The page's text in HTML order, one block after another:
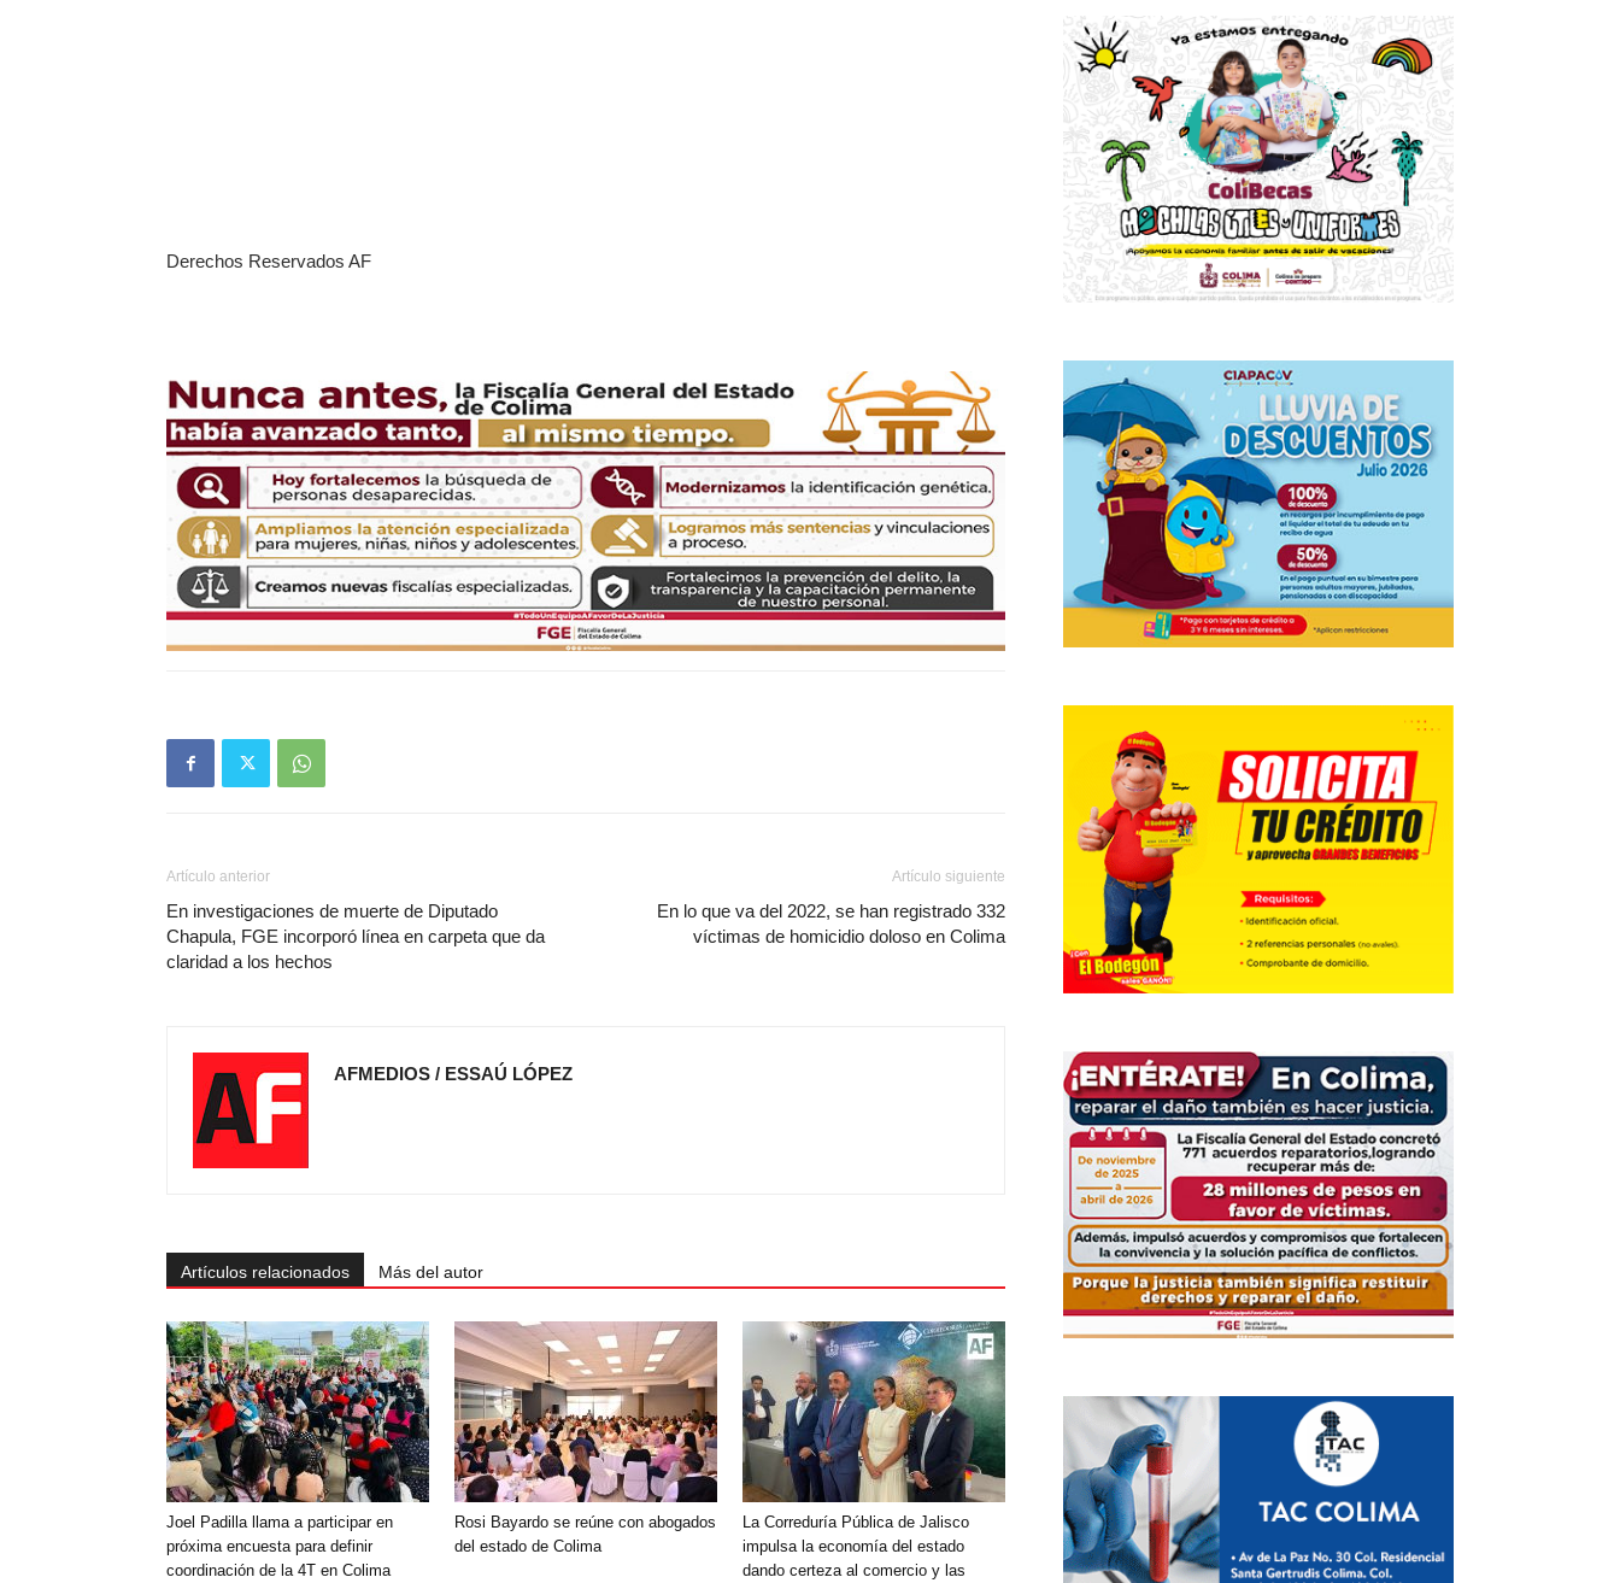
Derechos Reservados AF
Artículo anterior
En investigaciones de muerte de Diputado
Chapula, FGE incorporó línea en carpeta que da
claridad a los hechos
Artículo siguiente
En lo que va del 2022, se han registrado 332
víctimas de homicidio doloso en Colima
AFMEDIOS / ESSAÚ LÓPEZ
Artículos relacionados Más del autor
Joel Padilla llama a participar en
próxima encuesta para definir
coordinación de la 4T en Colima
Rosi Bayardo se reúne con abogados
del estado de Colima
La Correduría Pública de Jalisco
impulsa la economía del estado
dando certeza al comercio y las